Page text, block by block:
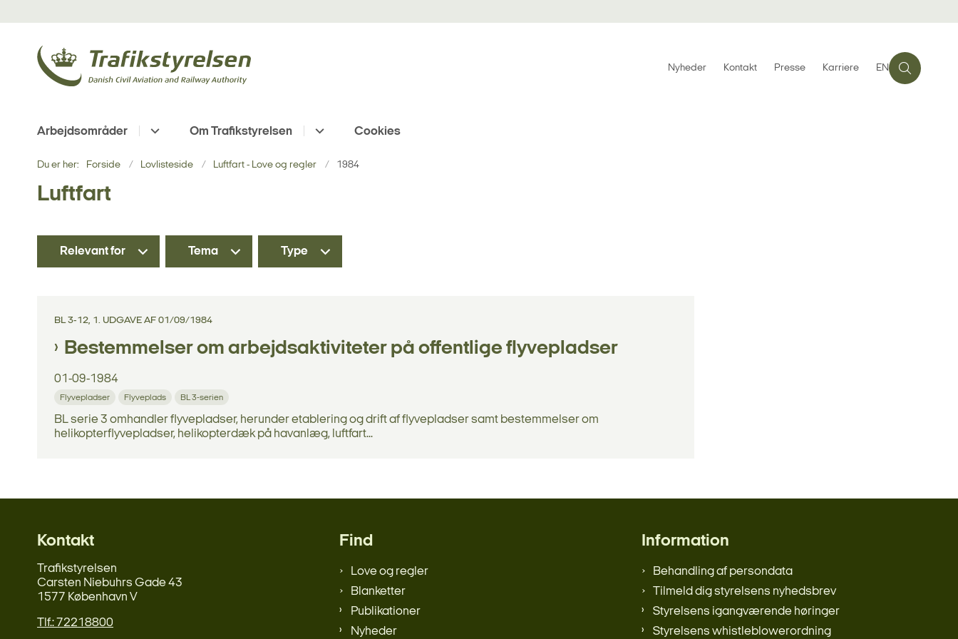
Nyheder Kontakt Presse Karriere EN
Arbejdsområder Om Trafikstyrelsen Cookies
Du er her: Forside Lovlisteside Luftfart - Love og regler 1984
Luftfart
Relevant for Tema Type
BL 3-12, 1. UDGAVE AF 01/09/1984
Bestemmelser om arbejdsaktiviteter på offentlige flyvepladser
01-09-1984
Flyvepladser Flyveplads BL 3-serien
BL serie 3 omhandler flyvepladser, herunder etablering og drift af flyvepladser samt bestemmelser om
helikopterflyvepladser, helikopterdæk på havanlæg, luftfart...
Kontakt
Trafikstyrelsen
Carsten Niebuhrs Gade 43
1577 København V
Tlf.: 72218800
Find
Love og regler
Blanketter
Publikationer
Nyheder
Information
Behandling af persondata
Tilmeld dig styrelsens nyhedsbrev
Styrelsens igangværende høringer
Styrelsens whistleblowerordning